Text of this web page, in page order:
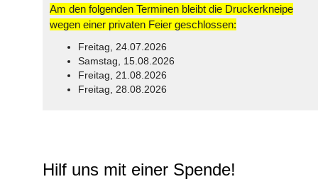
Am den folgenden Terminen bleibt die Druckerkneipe
wegen einer privaten Feier geschlossen:
Freitag, 24.07.2026
Samstag, 15.08.2026
Freitag, 21.08.2026
Freitag, 28.08.2026
Hilf uns mit einer Spende!